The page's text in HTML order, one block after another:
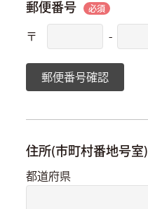
郵便番号 必須
〒 -
郵便番号確認
住所(市町村番地号室)
都道府県